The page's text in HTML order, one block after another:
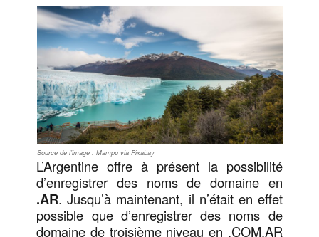
Source de l’image : Mampu via Pixabay
L’Argentine offre à présent la possibilité
d’enregistrer des noms de domaine en
.AR. Jusqu’à maintenant, il n’était en effet
possible que d’enregistrer des noms de
domaine de troisième niveau en .COM.AR